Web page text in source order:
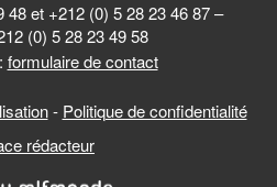
48 et +212 (0) 5 28 23 46 87 –
(0) 5 28 23 49 58
formulaire de contact
- Politique de confidentialité
rédacteur